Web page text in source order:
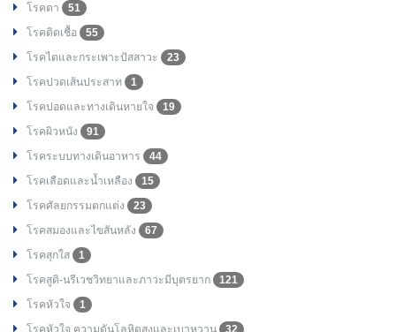
โรคตา
51
โรคติดเชื้อ
55
โรคไตและกระเพาะปัสสาวะ
23
โรคปวดเส้นประสาท
1
โรคปอดและทางเดินหายใจ
19
โรคผิวหนัง
91
โรคระบบทางเดินอาหาร
44
โรคเลือดและน้ำเหลือง
15
โรคศัลยกรรมตกแต่ง
23
โรคสมองและไขสันหลัง
67
โรคสุกใส
1
โรคสูติ-นรีเวชวิทยาและภาวะมีบุตรยาก
121
โรคหัวใจ
1
โรคหัวใจ ความดันโลหิตสูงและเบาหวาน
32